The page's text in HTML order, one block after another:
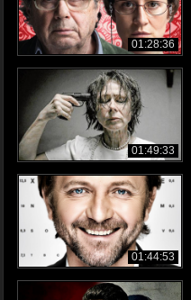
01:28:36
01:49:33
01:44:53